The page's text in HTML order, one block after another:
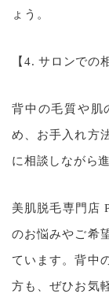
ょう。
【4. サロンでの
背中の毛質や肌
め、お手入れ方
に相談しながら
美肌脱毛専門店
のお悩みやご希
ています。背中
方も、ぜひお気